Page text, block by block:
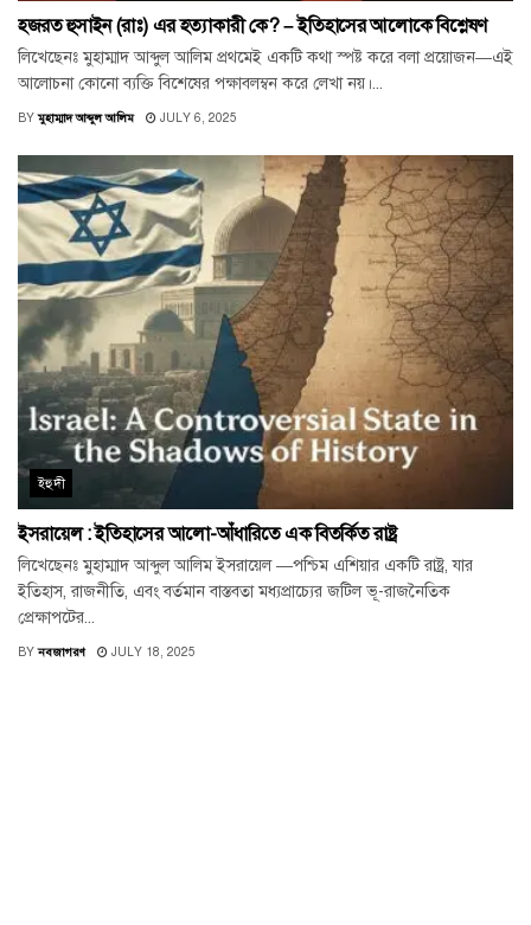
হজরত হুসাইন (রাঃ) এর হত্যাকারী কে? – ইতিহাসের আলোকে বিশ্লেষণ
লিখেছেনঃ মুহাম্মাদ আব্দুল আলিম প্রথমেই একটি কথা স্পষ্ট করে বলা প্রয়োজন—এই
আলোচনা কোনো ব্যক্তি বিশেষের পক্ষাবলম্বন করে লেখা নয়।...
BY মুহাম্মাদ আব্দুল আলিম JULY 6, 2025
ইহুদী
ইসরায়েল : ইতিহাসের আলো-আঁধারিতে এক বিতর্কিত রাষ্ট্র
লিখেছেনঃ মুহাম্মাদ আব্দুল আলিম ইসরায়েল —পশ্চিম এশিয়ার একটি রাষ্ট্র, যার
ইতিহাস, রাজনীতি, এবং বর্তমান বাস্তবতা মধ্যপ্রাচ্যের জটিল ভূ-রাজনৈতিক
প্রেক্ষাপটের...
BY নবজাগরণ JULY 18, 2025